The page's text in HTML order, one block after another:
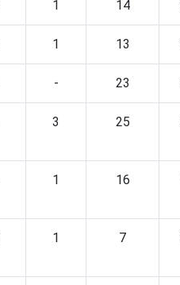
1 14
1 13
- 23
3 25
1 16
1 7